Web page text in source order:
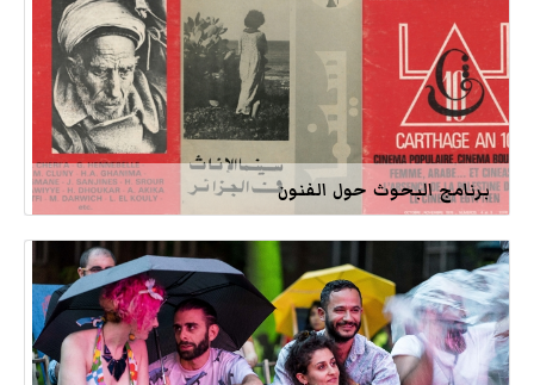
برنامج البحوث حول الفنون